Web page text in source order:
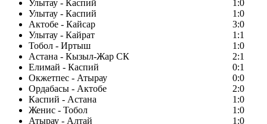
Улытау - Каспий
1:0
Улытау - Каспий
1:0
Актобе - Кайсар
3:0
Улытау - Кайрат
1:1
Тобол - Иртыш
1:0
Астана - Кызыл-Жар СК
2:1
Елимай - Каспий
0:1
Окжетпес - Атырау
0:0
Ордабасы - Актобе
2:0
Каспий - Астана
1:0
Женис - Тобол
1:0
Атырау - Алтай
1:0